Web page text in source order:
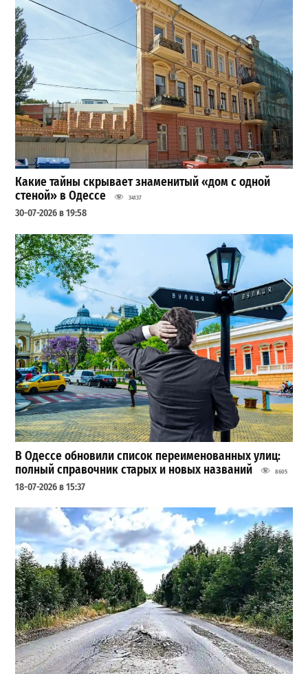
Какие тайны скрывает знаменитый «дом с одной
стеной» в Одессе
34137
30-07-2026 в 19:58
В Одессе обновили список переименованных улиц:
полный справочник старых и новых названий
8605
18-07-2026 в 15:37